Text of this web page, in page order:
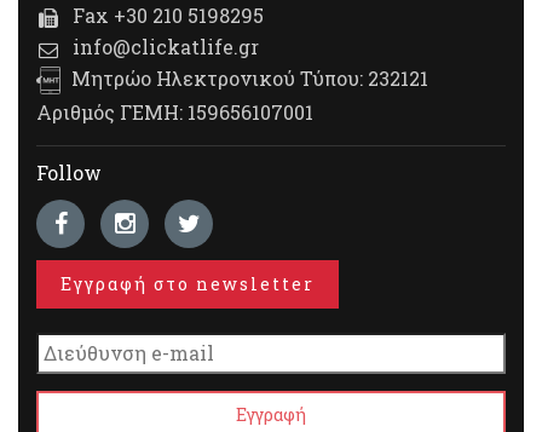
Fax +30 210 5198295
info@clickatlife.gr
Μητρώο Ηλεκτρονικού Τύπου: 232121
Αριθμός ΓΕΜΗ: 159656107001
Follow
Εγγραφή στο newsletter